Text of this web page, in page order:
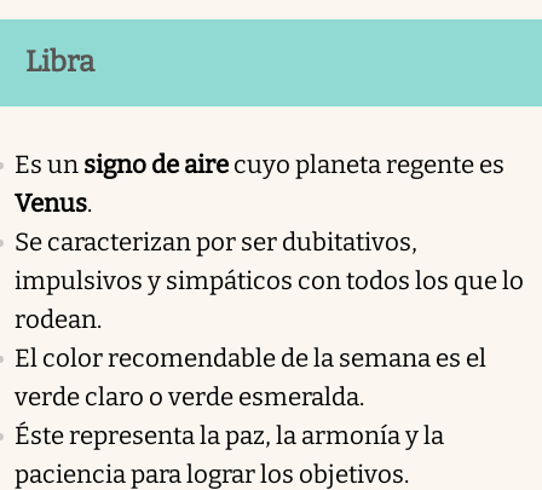
Libra
Es un signo de aire cuyo planeta regente es
Venus.
Se caracterizan por ser dubitativos,
impulsivos y simpáticos con todos los que lo
rodean.
El color recomendable de la semana es el
verde claro o verde esmeralda.
Éste representa la paz, la armonía y la
paciencia para lograr los objetivos.